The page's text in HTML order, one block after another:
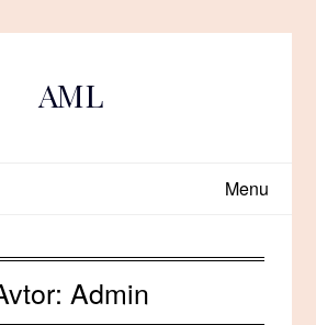
AML
Menu
Admin